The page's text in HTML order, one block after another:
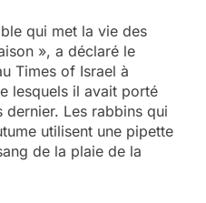
qui met la vie des
», a déclaré le
Times of Israel à
lesquels il avait porté
Les rabbins qui
utilisent une pipette
de la plaie de la